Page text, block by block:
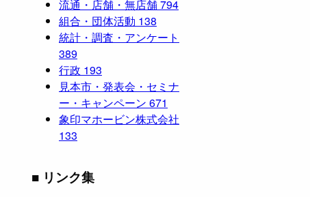
流通・店舗・無店舗794
組合・団体活動 138
統計・調査・アンケート
389
行政 193
見本市・発表会・セミナ
ー・キャンペーン 671
象印マホービン株式会社
133
■ リンク集